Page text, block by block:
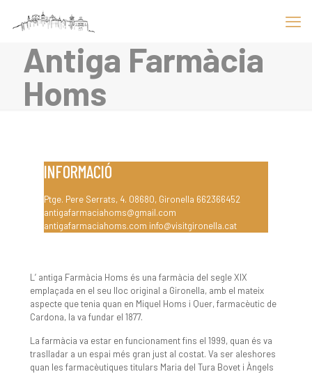
Antiga Farmàcia
Homs
INFORMACIÓ
Ptge. Pere Serrats, 4. 08680, Gironella 662366452
antigafarmaciahoms@gmail.com
antigafarmaciahoms.com info@visitgironella.cat
L’ antiga Farmàcia Homs és una farmàcia del segle XIX
emplaçada en el seu lloc original a Gironella, amb el mateix
aspecte que tenia quan en Miquel Homs i Quer, farmacèutic de
Cardona, la va fundar el 1877.
La farmàcia va estar en funcionament fins el 1999, quan és va
traslladar a un espai més gran just al costat. Va ser aleshores
quan les farmacèutiques titulars Maria del Tura Bovet i Àngels